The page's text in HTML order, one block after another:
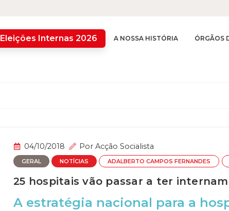
Eleições Internas 2026 A NOSSA HISTÓRIA ÓRGÃOS
04/10/2018 Por Acção Socialista
GERAL NOTÍCIAS ADALBERTO CAMPOS FERNANDES
25 hospitais vão passar a ter
A estratégia nacional para a